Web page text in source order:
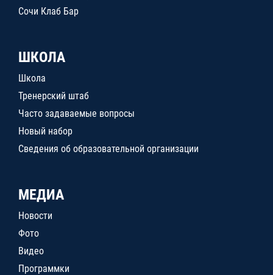
Сочи Клаб Бар
ШКОЛА
Школа
Тренерский штаб
Часто задаваемые вопросы
Новый набор
Сведения об образовательной организации
МЕДИА
Новости
Фото
Видео
Программки